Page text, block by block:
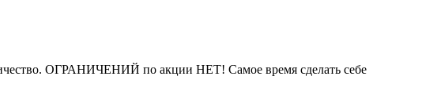
ОГРАНИЧЕНИЙ по акции НЕТ! Самое время сделать себе